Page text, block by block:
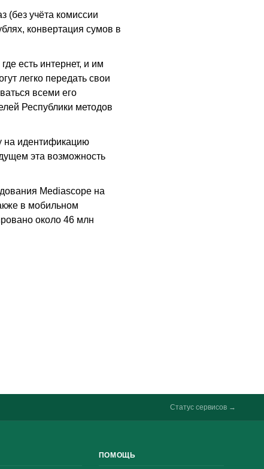
(без учёта комиссии
конвертация сумов в
есть интернет, и им
легко передать свои
всеми его
Республики методов
на идентификацию
эта возможность
Mediascope на
в мобильном
около 46 млн
Статус сервисов →
ПОМОЩЬ
Онлайн-чат
Онлайн · отвечаем за несколько минут